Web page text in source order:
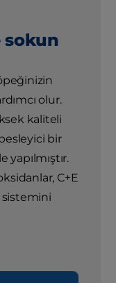
sokun
olur.
kaliteli
bir
C+E
sistemini